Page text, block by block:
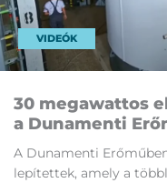
VIDEÓK
30 me­ga­wat­tos
a Du­na­men­ti
A Du­na­men­ti
le­pí­tet­tek, amely a